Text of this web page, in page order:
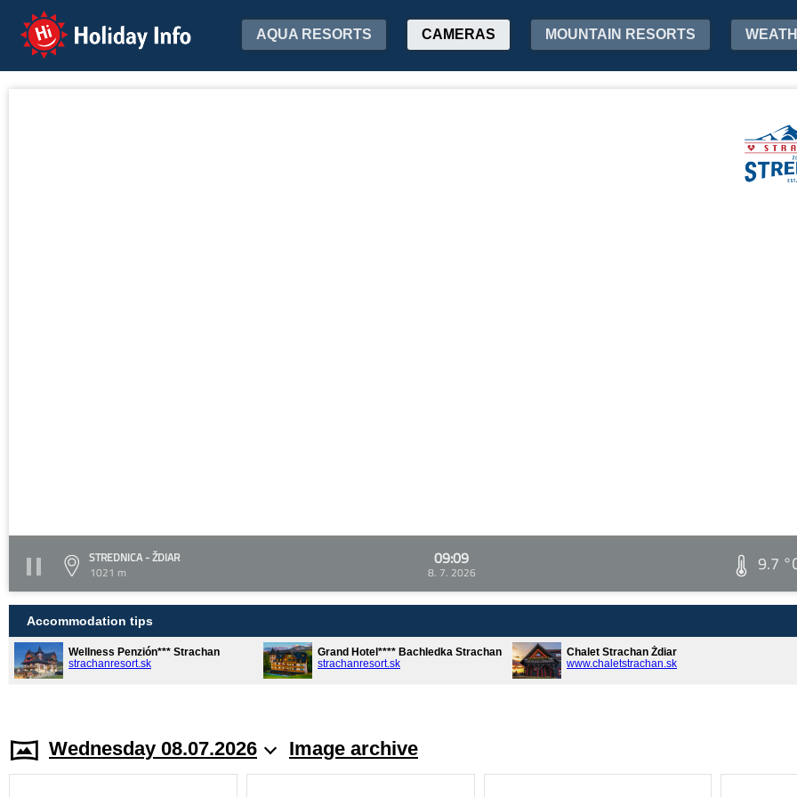
Holiday Info AQUA RESORTS CAMERAS MOUNTAIN RESORTS
STREDNICA - ŽDIAR
1021 m
09:09
8. 7. 2026 9.7
Accommodation tips
Wellness Penzión*** Strachan
strachanresort.sk
Grand Hotel**** Bachledka Strachan
strachanresort.sk
Chalet Strachan Ždiar
www.chaletstrachan.sk
Wednesday 08.07.2026 Image archive